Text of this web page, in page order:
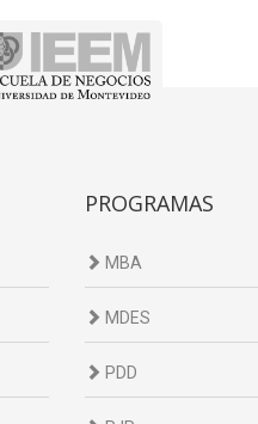
PROGRAMAS
MBA
MDES
PDD